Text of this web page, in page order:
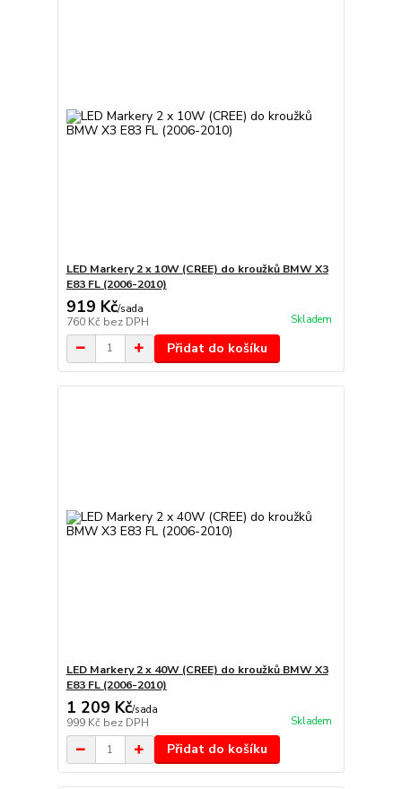
LED Markery 2 x 10W (CREE) do kroužků BMW X3
E83 FL (2006-2010)
919 Kč/sada
760 Kč bez DPH Skladem
Přidat do košíku
LED Markery 2 x 40W (CREE) do kroužků BMW X3
E83 FL (2006-2010)
1 209 Kč/sada
999 Kč bez DPH Skladem
Přidat do košíku